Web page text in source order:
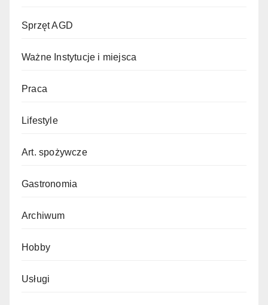
Sprzęt AGD
Ważne Instytucje i miejsca
Praca
Lifestyle
Art. spożywcze
Gastronomia
Archiwum
Hobby
Usługi